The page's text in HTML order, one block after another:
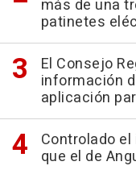
más de una
patinetes
El Consejo
información
aplicación
Controlado
que el de